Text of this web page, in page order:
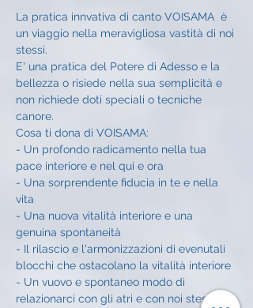
La pratica innvativa di canto VOISAMA  è
un viaggio nella meravigliosa vastità di noi
stessi.
E' una pratica del Potere di Adesso e la
bellezza o risiede nella sua semplicità e
non richiede doti speciali o tecniche
canore.
Cosa ti dona di VOISAMA:
- Un profondo radicamento nella tua
pace interiore e nel qui e ora
- Una sorprendente fiducia in te e nella
vita
- Una nuova vitalità interiore e una
genuina spontaneità
- Il rilascio e l'armonizzazioni di evenutali
blocchi che ostacolano la vitalità interiore
- Un vuovo e spontaneo modo di
relazionarci con gli atri e con noi stessi